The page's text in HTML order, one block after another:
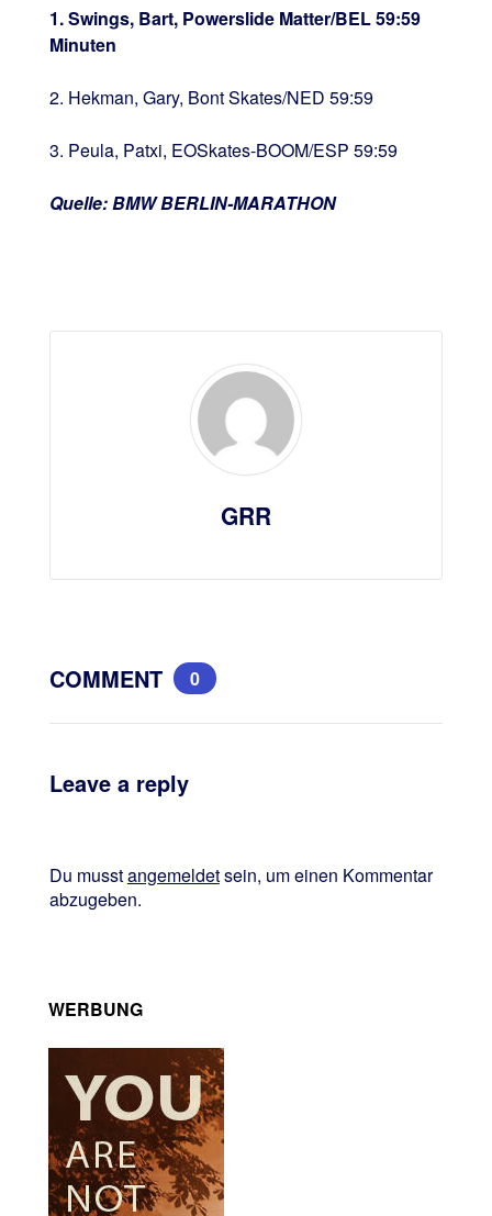
1. Swings, Bart, Powerslide Matter/BEL 59:59
Minuten
2. Hekman, Gary, Bont Skates/NED 59:59
3. Peula, Patxi, EOSkates-BOOM/ESP 59:59
Quelle: BMW BERLIN-MARATHON
GRR
COMMENT 0
Leave a reply
Du musstangemeldetsein, um einen Kommentar
abzugeben.
WERBUNG